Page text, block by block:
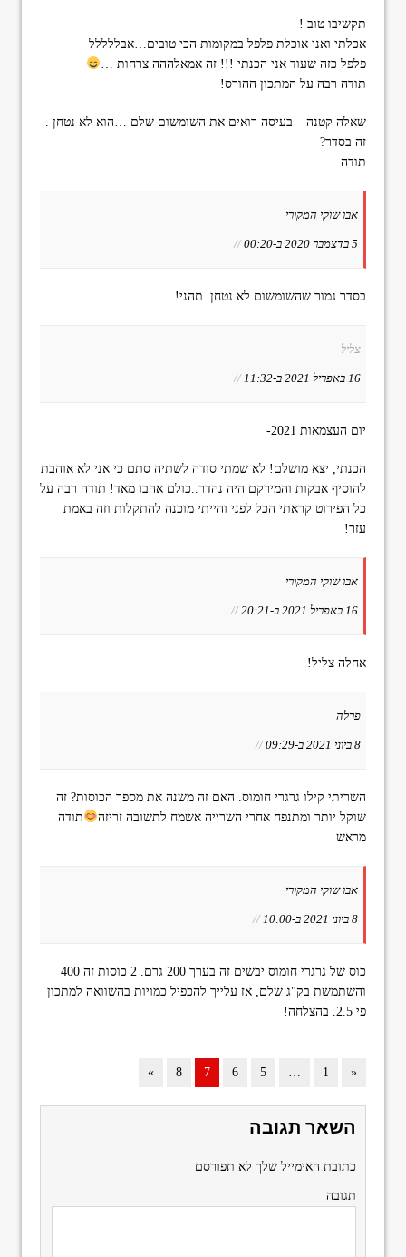
תקשיבו טוב !
אכלתי ואני אוכלת פלפל במקומות הכי טובים…אבללללל
פלפל כזה שעוד אני הכנתי !!! זה אמאלההה צרחות …
תודה רבה על המתכון ההורס!
שאלה קטנה – בעיסה רואים את השומשום שלם …הוא לא נטחן .
זה בסדר?
תודה
אבו שוקי המקורי
5 בדצמבר 2020 ב-00:20 //
בסדר גמור שהשומשום לא נטחן. תהני!
צליל
16 באפריל 2021 ב-11:32 //
יום העצמאות 2021-
הכנתי, יצא מושלם! לא שמתי סודה לשתיה סתם כי אני לא אוהבת
להוסיף אבקות והמירקם היה נהדר..כולם אהבו מאד! תודה רבה על
כל הפירוט קראתי הכל לפני והייתי מוכנה להתקלות וזה באמת
עזר!
אבו שוקי המקורי
16 באפריל 2021 ב-20:21 //
אחלה צליל!
פרלה
8 ביוני 2021 ב-09:29 //
השריתי קילו גרגרי חומוס. האם זה משנה את מספר הכוסות? זה
שוקל יותר ומתנפח אחרי השרייה אשמח לתשובה זריזה
תודה
מראש
אבו שוקי המקורי
8 ביוני 2021 ב-10:00 //
כוס של גרגרי חומוס יבשים זה בערך 200 גרם. 2 כוסות זה 400
והשתמשת בק"ג שלם, אז עלייך להכפיל כמויות בהשוואה למתכון
פי 2.5. בהצלחה!
«
1
5
6
7
8
»
השאר תגובה
כתובת האימייל שלך לא תפורסם
תגובה